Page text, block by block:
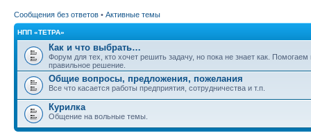
Сообщения без ответов • Активные темы
НПП «ТЕТРА»
Как и что выбрать…
Форум для тех, кто хочет решить задачу, но пока не знает как. Помогаем
правильное решение.
Общие вопросы, предложения, пожелания
Все что касается работы предприятия, сотрудничества и т.п.
Курилка
Общение на вольные темы.